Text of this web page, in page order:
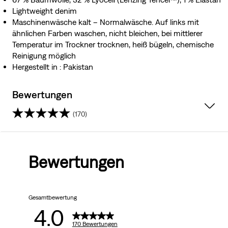
Lightweight denim
Maschinenwäsche kalt – Normalwäsche. Auf links mit
ähnlichen Farben waschen, nicht bleichen, bei mittlerer
Temperatur im Trockner trocknen, heiß bügeln, chemische
Reinigung möglich
Hergestellt in : Pakistan
Bewertungen
(170)
Bewertungen
Bewertungen
Gesamtbewertung
4.0 170 Bewertungen